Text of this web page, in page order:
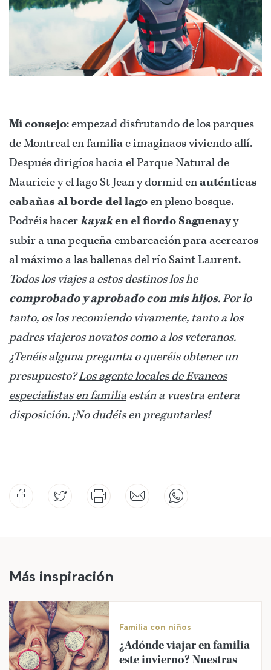
©
Mi consejo: empezad disfrutando de los parques
de Montreal en familia e imaginaos viviendo allí.
Después dirigíos hacia el Parque Natural de
Mauricie y el lago St Jean y dormid enauténticas
cabañas al borde del lagoen pleno bosque.
Podréis hacerkayaken el fiordo Saguenayy
subir a una pequeña embarcación para acercaros
al máximo a las ballenas del río Saint Laurent.
Todos los viajes a estos destinos los he
comprobado y aprobado con mis hijos. Por lo
tanto, os los recomiendo vivamente, tanto a los
padres viajeros novatos como a los veteranos.
¿Tenéis alguna pregunta o queréis obtener un
presupuesto?Los agente locales de Evaneos
especialistas en familia están a vuestra entera
disposición. ¡No dudéis en preguntarles!
Más inspiración
Familia con niños
¿Adónde viajar en familia
este invierno? Nuestras